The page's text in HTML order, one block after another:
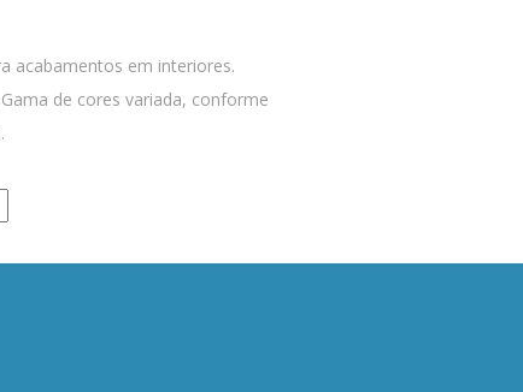
acabamentos em interiores.
de cores variada, conforme